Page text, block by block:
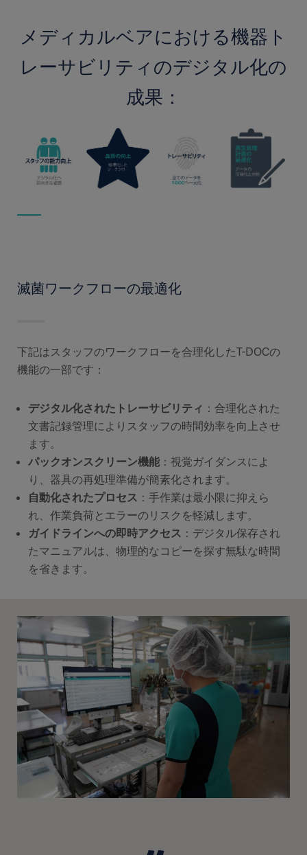
メディカルベアにおける機器ト
レーサビリティのデジタル化の
成果：
滅菌ワークフローの最適化
下記はスタッフのワークフローを合理化したT-DOCの
機能の一部です：
デジタル化されたトレーサビリティ ：合理化された
文書記録管理によりスタッフの時間効率を向上させ
ます。
パックオンスクリーン機能 ：視覚ガイダンスによ
り、器具の再処理準備が簡素化されます。
自動化されたプロセス ：手作業は最小限に抑えら
れ、作業負荷とエラーのリスクを軽減します。
ガイドラインへの即時アクセス ：デジタル保存され
たマニュアルは、物理的なコピーを探す無駄な時間
を省きます。